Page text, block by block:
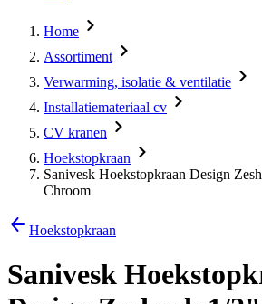
Home
Assortiment
Verwarming, isolatie & ventilatie
Installatiemateriaal cv
CV kranen
Hoekstopkraan
Sanivesk Hoekstopkraan Design
Chroom
Hoekstopkraan
Sanivesk